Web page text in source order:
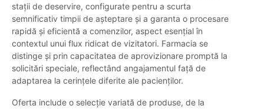
stații de deservire, configurate pentru a scurta
semnificativ timpii de așteptare și a garanta o procesare
rapidă și eficientă a comenzilor, aspect esențial în
contextul unui flux ridicat de vizitatori. Farmacia se
distinge și prin capacitatea de aprovizionare promptă la
solicitări speciale, reflectând angajamentul față de
adaptarea la cerințele diferite ale pacienților.
Oferta include o selecție variată de produse, de la